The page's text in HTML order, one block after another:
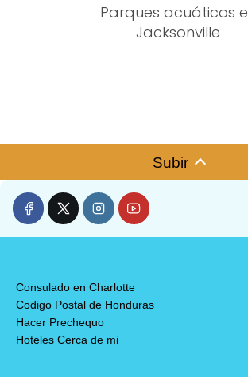
Parques acuáticos
Jacksonville
Subir
Consulado en Charlotte
Codigo Postal de Honduras
Hacer Prechequo
Hoteles Cerca de mi